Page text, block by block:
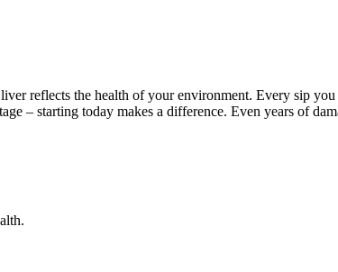
reflects the health of your environment. Every sip
– starting today makes a difference. Even years of